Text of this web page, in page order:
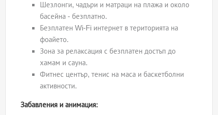
Шезлонги, чадъри и матраци на плажа и около
басейна - безплатно.
Безплатен Wi-Fi интернет в територията на
фоайето.
Зона за релаксация с безплатен достъп до
хамам и сауна.
Фитнес център, тенис на маса и баскетболни
активности.
Забавления и анимация: